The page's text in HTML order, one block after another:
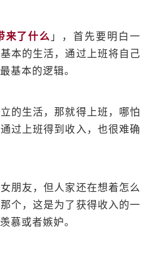
来了什么 」，首先要明白一
本的生活，通过上班将自己
基本的逻辑。
的生活，那就得上班，哪怕
过上班得到收入，也很难确
朋友，但人家还在想着怎么
个，这是为了获得收入的一
慕或者嫉妒。